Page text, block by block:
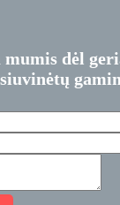
mumis dėl